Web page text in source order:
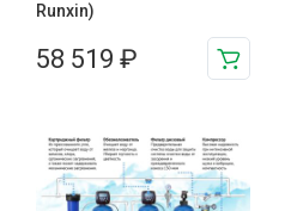
Runxin)
58 519 ₽